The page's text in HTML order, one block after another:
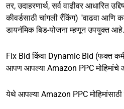
तर, उदाहरणार्थ, सर्व वाढीवर आधारित
कीवर्डसाठी चांगली रँकिंग) "वाढवा आणि
डायनॅमिक बिड-योजना म्हणून उपयुक्त आहे.
Fix Bid किंवा Dynamic Bid (फक्त
आपण आपल्या Amazon PPC मोहिमांचे
येथे आपल्या Amazon PPC मोहिमांसाठी